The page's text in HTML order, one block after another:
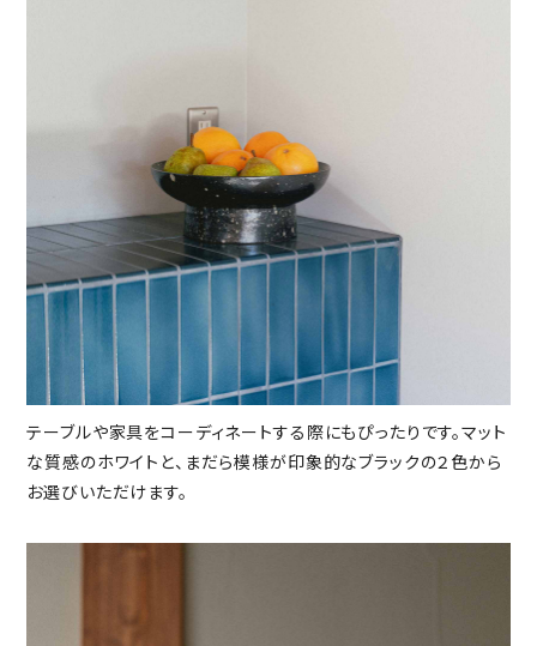
テーブルや家具をコーディネートする際にもぴったりです。マット
な質感のホワイトと、まだら模様が印象的なブラックの２色から
お選びいただけます。